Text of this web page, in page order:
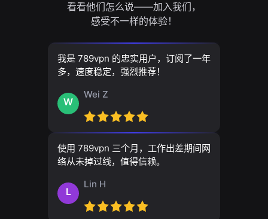
看看他们怎么说——加入我们，
感受不一样的体验！
我是 789vpn 的忠实用户，订阅了一年
多，速度稳定，强烈推荐！
W
Wei Z
使用 789vpn 三个月，工作出差期间网
络从未掉过线，值得信赖。
L
Lin H